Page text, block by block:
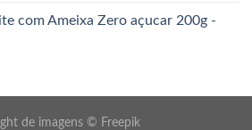
com Ameixa Zero açucar 200g -
de imagens © Freepik